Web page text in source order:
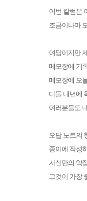
이번 칼럼은
조금이나마
여담이지만
메모장에 기
메모장에 오
다들 내년에
여러분들도
오답 노트의
종이에 작성
자신만의 약
그것이 가장